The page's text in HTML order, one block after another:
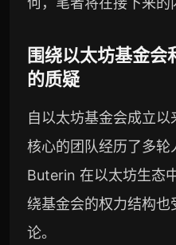
围绕以太坊基金
的质疑
自以太坊基金会成立
核心的团队经历了多
Buterin 在以太坊生态
绕基金会的权力结构
论。